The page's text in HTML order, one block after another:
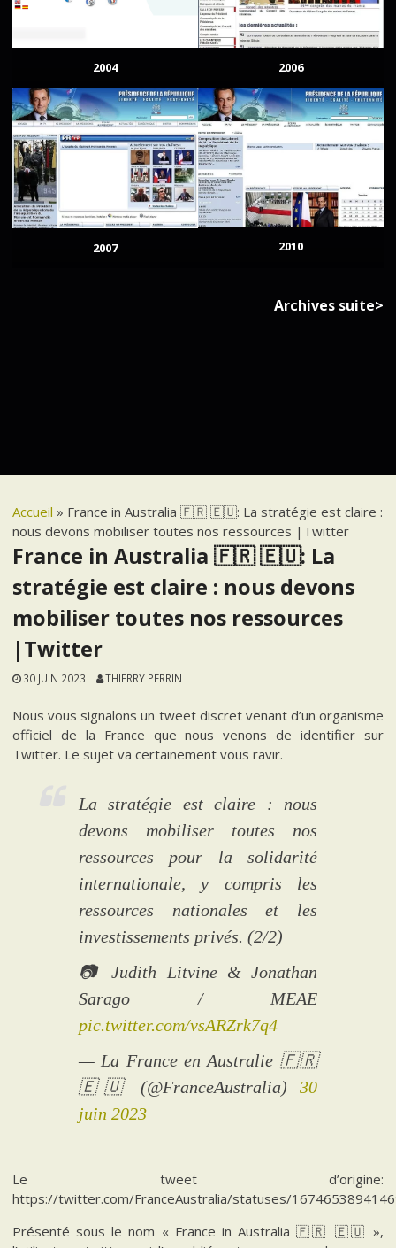
2004 2006
2007 2010
Archives suite>
Accueil » France in Australia 🇫🇷 🇪🇺: La stratégie est claire :
nous devons mobiliser toutes nos ressources |Twitter
France in Australia 🇫🇷 🇪🇺: La
stratégie est claire : nous devons
mobiliser toutes nos ressources
|Twitter
30 JUIN 2023 THIERRY PERRIN
Nous vous signalons un tweet discret venant d’un organisme
officiel de la France que nous venons de identifier sur
Twitter. Le sujet va certainement vous ravir.
La stratégie est claire : nous
devons mobiliser toutes nos
ressources pour la solidarité
internationale, y compris les
ressources nationales et les
investissements privés. (2/2)
📷 Judith Litvine & Jonathan
Sarago / MEAE
pic.twitter.com/vsARZrk7q4
— La France en Australie 🇫🇷
🇪🇺 (@FranceAustralia) 30
juin 2023
Le tweet d’origine:
https://twitter.com/FranceAustralia/statuses/
Présenté sous le nom « France in Australia 🇫🇷 🇪🇺 »,